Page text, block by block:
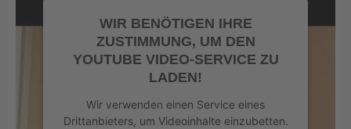
WIR BENÖTIGEN IHRE
ZUSTIMMUNG, UM DEN
YOUTUBE VIDEO-SERVICE ZU
LADEN!
Wir verwenden einen Service eines
Drittanbieters, um Videoinhalte einzubetten.